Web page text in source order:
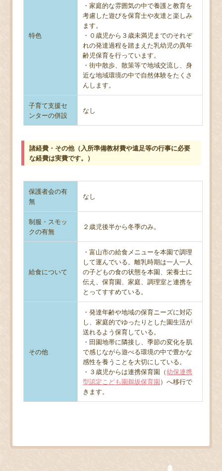
特色
・家庭的な雰囲気の中で養護と教育を
考慮した遊びを保育士や友達と楽しみ
ます。
・０歳児から３歳未満児までのそれぞ
れの発達過程を踏まえた乳幼児の異年
齢児保育を行っています。
・街中散歩、散策等で地域交流し、身
近な地域環境の中で自然体験をたくさ
んします。
子育て支援セ
ンターの併設
なし
諸経費・その他（入所準備教材費や遠足等の行事に必要
な経費は実費です。）
保護者会の有
無
なし
制服・スモッ
クの有無
２歳児後半から冬季のみ。
給食について
・富山市の給食メニューを本園で調理
して運んでいる。離乳時期は一人一人
の子どもの食の状態を本園、栄養士に
伝え、保育園、家庭、調理室と連携を
とってすすめている。
その他
・発達年齢や地域の保育ニーズに対応
し、家庭的でゆったりとした園生活が
送れるよう保育している。
・田園地帯に隣接し、季節の変化を肌
で感じながら遊べる環境の中で豊かな
感性を養うことを大切にしている。
・３歳児からは連携保育園（幼保連携
型認定こども園鵜坂保育園）へ移行で
きます。